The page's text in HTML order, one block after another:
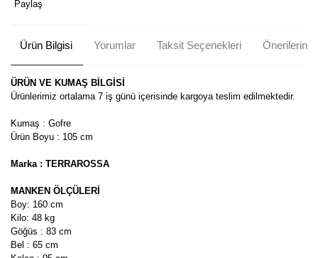
Paylaş
Ürün Bilgisi Yorumlar Taksit Seçenekleri Önerileriniz
ÜRÜN VE KUMAŞ BİLGİSİ
Ürünlerimiz ortalama 7 iş günü içerisinde kargoya teslim edilmektedir.
Kumaş : Gofre
Ürün Boyu : 105 cm
Marka : TERRAROSSA
MANKEN ÖLÇÜLERİ
Boy: 160 cm
Kilo: 48 kg
Göğüs : 83 cm
Bel : 65 cm